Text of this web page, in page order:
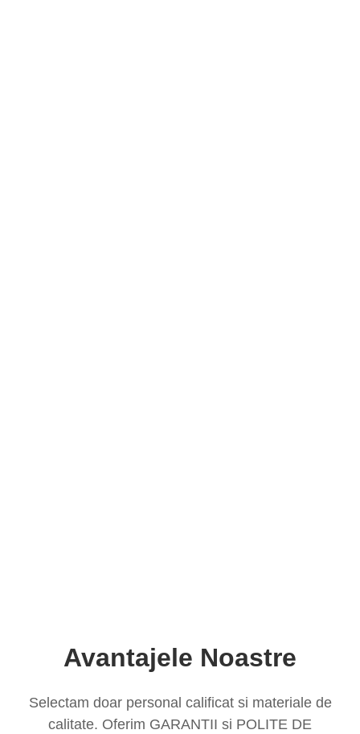
Avantajele Noastre
Selectam doar personal calificat si materiale de
calitate. Oferim GARANTII si POLITE DE